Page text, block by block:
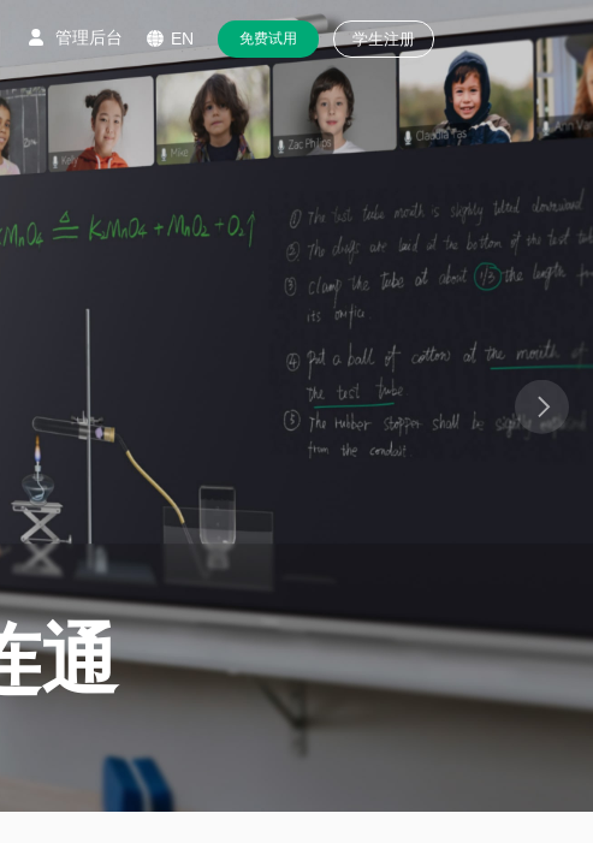
管理后台 EN 免费试用 学生注册